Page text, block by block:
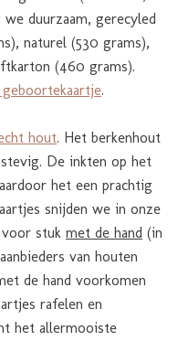
duurzaam, gerecyled
naturel (530 grams),
(460 grams).
geboortekaartje.
hout. Het berkenhout
De inkten op het
het een prachtig
snijden we in onze
stuk met de hand (in
van houten
de hand voorkomen
rafelen en
het allermooiste